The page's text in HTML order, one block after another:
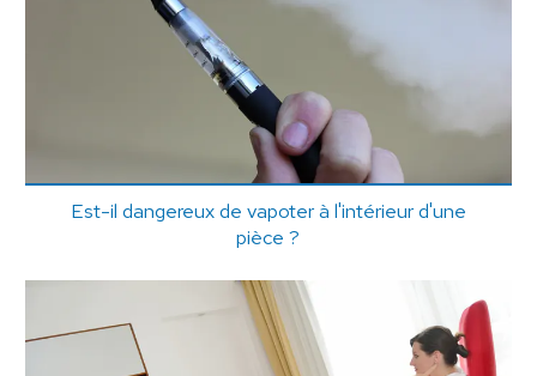
Est-il dangereux de vapoter à l'intérieur d'une
pièce ?